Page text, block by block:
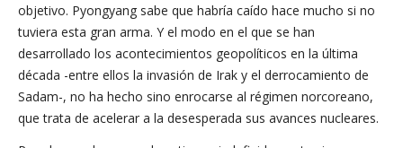
objetivo. Pyongyang sabe que habría caído hace mucho si no
tuviera esta gran arma. Y el modo en el que se han
desarrollado los acontecimientos geopolíticos en la última
década -entre ellos la invasión de Irak y el derrocamiento de
Sadam-, no ha hecho sino enrocarse al régimen norcoreano,
que trata de acelerar a la desesperada sus avances nucleares.